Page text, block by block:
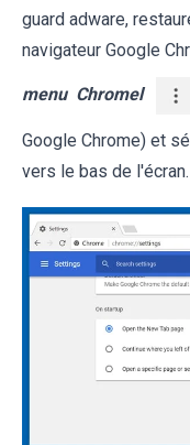
guard adware,
navigateur Google
menu Chromel
Google Chrome) et
vers le bas de